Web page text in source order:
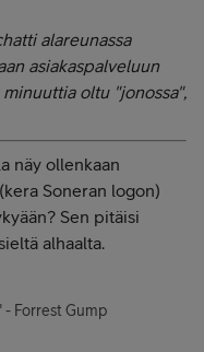
alareunassa
asiakaspalveluun
oltu "jonossa",
näy ollenkaan
Soneran logon)
Sen pitäisi
alhaalta.
- Forrest Gump